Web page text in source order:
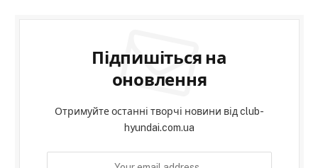
Підпишіться на
оновлення
Отримуйте останні творчі новини від club-
hyundai.com.ua